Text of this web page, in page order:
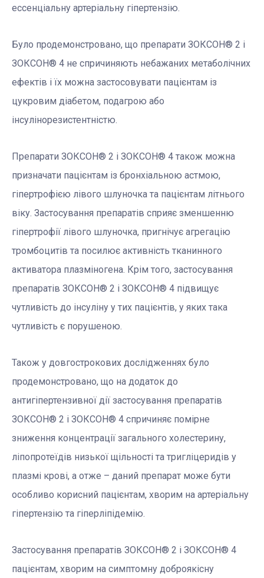
ессенціальну артеріальну гіпертензію.
Було продемонстровано, що препарати ЗОКСОН® 2 і
ЗОКСОН® 4 не спричиняють небажаних метаболічних
ефектів і їх можна застосовувати пацієнтам із
цукровим діабетом, подагрою або
інсулінорезистентністю.
Препарати ЗОКСОН® 2 і ЗОКСОН® 4 також можна
призначати пацієнтам із бронхіальною астмою,
гіпертрофією лівого шлуночка та пацієнтам літнього
віку. Застосування препаратів сприяє зменшенню
гіпертрофії лівого шлуночка, пригнічує агрегацію
тромбоцитів та посилює активність тканинного
активатора плазміногена. Крім того, застосування
препаратів ЗОКСОН® 2 і ЗОКСОН® 4 підвищує
чутливість до інсуліну у тих пацієнтів, у яких така
чутливість є порушеною.
Також у довгострокових дослідженнях було
продемонстровано, що на додаток до
антигіпертензивної дії застосування препаратів
ЗОКСОН® 2 і ЗОКСОН® 4 спричиняє помірне
зниження концентрації загального холестерину,
ліпопротеїдів низької щільності та тригліцеридів у
плазмі крові, а отже – даний препарат може бути
особливо корисний пацієнтам, хворим на артеріальну
гіпертензію та гіперліпідемію.
Застосування препаратів ЗОКСОН® 2 і ЗОКСОН® 4
пацієнтам, хворим на симптомну доброякісну